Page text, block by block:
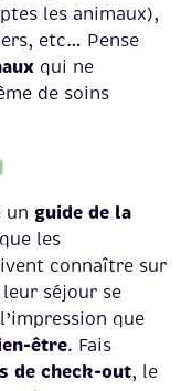
les animaux),
etc… Pense
qui ne
de soins
un guide de la
les
connaître sur
séjour se
que
être. Fais
de check-out, le